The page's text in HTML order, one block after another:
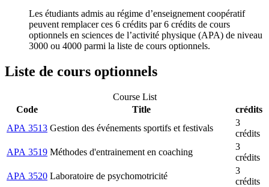
Les étudiants admis au régime d’enseignement coopératif
peuvent remplacer ces 6 crédits par 6 crédits de cours
optionnels en sciences de l’activité physique (APA) de niveau
3000 ou 4000 parmi la liste de cours optionnels.
Liste de cours optionnels
Course List
Code
Title
crédits
APA 3513 Gestion des événements sportifs et festivals
3
crédits
APA 3519 Méthodes d'entrainement en coaching
3
crédits
APA 3520 Laboratoire de psychomotricité
3
crédits